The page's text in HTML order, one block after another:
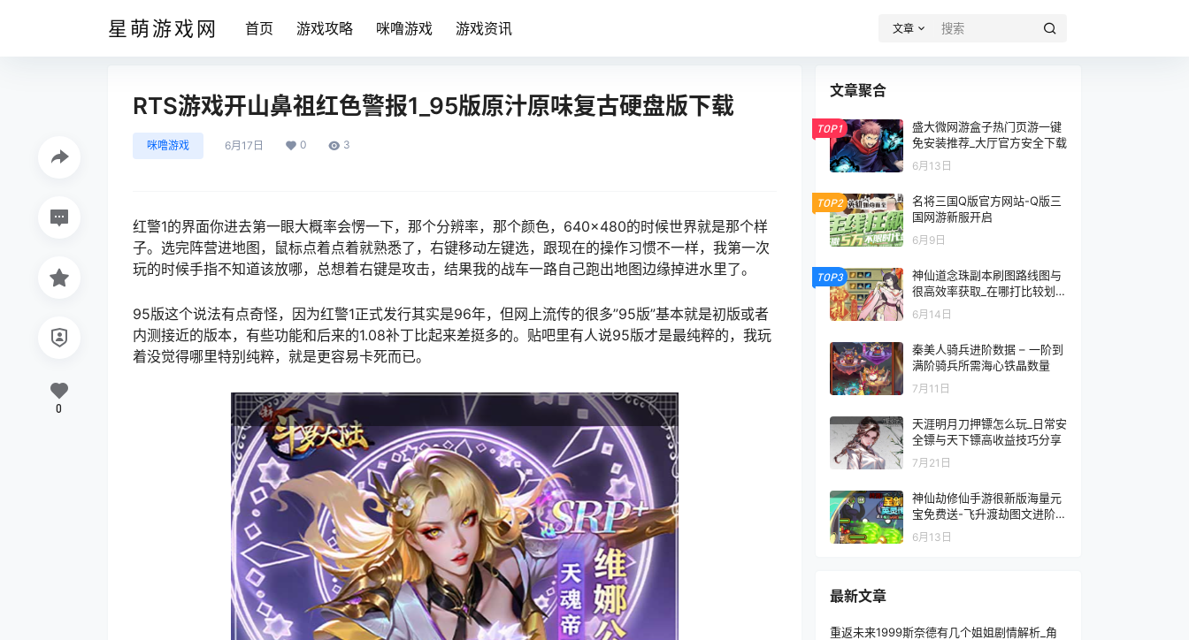
星萌游戏网 首页 游戏攻略 咪噜游戏 游戏资讯 文章
RTS游戏开山鼻祖红色警报1_95版原汁原味复古硬盘版下载
咪噜游戏 6月17日 0 3
红警1的界面你进去第一眼大概率会愣一下，那个分辨率，那个颜色，640×480的时候世界就是那个样
子。选完阵营进地图，鼠标点着点着就熟悉了，右键移动左键选，跟现在的操作习惯不一样，我第一次
玩的时候手指不知道该放哪，总想着右键是攻击，结果我的战车一路自己跑出地图边缘掉进水里了。
95版这个说法有点奇怪，因为红警1正式发行其实是96年，但网上流传的很多”95版”基本就是初版或者
内测接近的版本，有些功能和后来的1.08补丁比起来差挺多的。贴吧里有人说95版才是最纯粹的，我玩
着没觉得哪里特别纯粹，就是更容易卡死而已。
0
文章聚合
TOP1
盛大微网游盒子热门页游一键
免安装推荐_大厅官方安全下载
6月13日
TOP2
名将三国Q版官方网站-Q版三
国网游新服开启
6月9日
TOP3
神仙道念珠副本刷图路线图与
很高效率获取_在哪打比较划算
省体力
6月14日
秦美人骑兵进阶数据 – 一阶到
满阶骑兵所需海心铁晶数量
7月11日
天涯明月刀押镖怎么玩_日常安
全镖与天下镖高收益技巧分享
7月21日
神仙劫修仙手游很新版海量元
宝免费送-飞升渡劫图文进阶攻
略
6月13日
最新文章
重返未来1999斯奈德有几个姐姐剧情解析_角